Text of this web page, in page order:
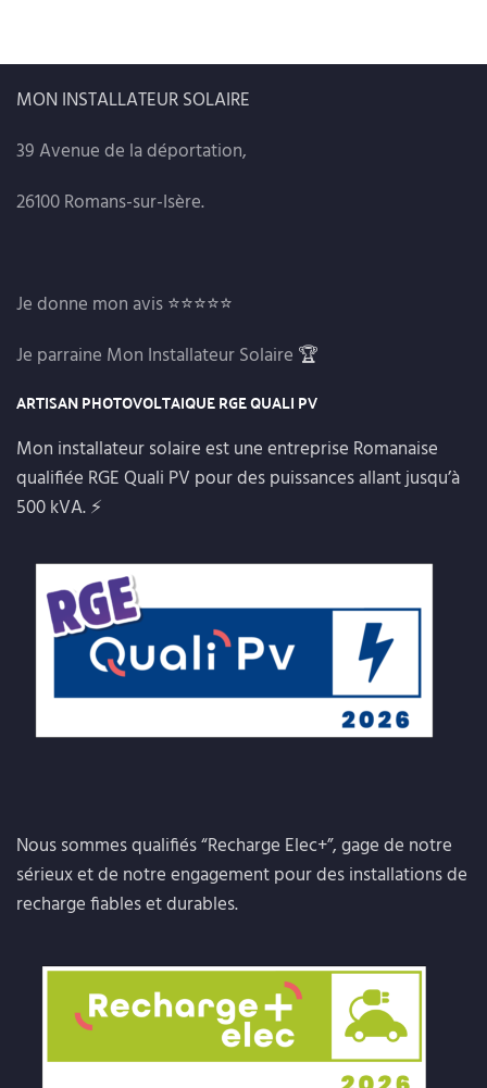
MON INSTALLATEUR SOLAIRE
39 Avenue de la déportation,
26100 Romans-sur-Isère.
Je donne mon avis⭐⭐⭐⭐⭐
Je parraine Mon Installateur Solaire 🏆
ARTISAN PHOTOVOLTAIQUE RGE QUALI PV
Mon installateur solaire est une entreprise Romanaise
qualifiée RGE Quali PV pour des puissances allant jusqu’à
500 kVA. ⚡
Nous sommes qualifiés “Recharge Elec+”, gage de notre
sérieux et de notre engagement pour des installations de
recharge fiables et durables.